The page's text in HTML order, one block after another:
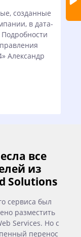
созданные
в дата-
Александр
все
из
Solutions
сервиса был
разместить
Services. Но с
перенос